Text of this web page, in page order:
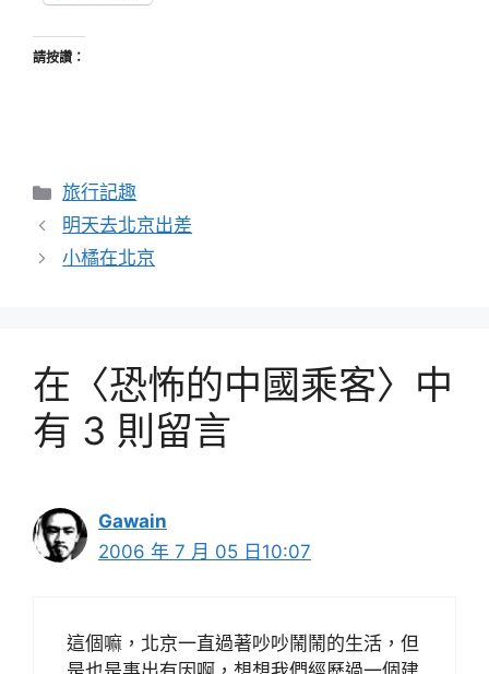
請按讚：
分
類
旅行記趣
明天去北京出差
小橘在北京
在〈恐怖的中國乘客〉中
有 3 則留言
Gawain
2006 年 7 月 05 日10:07
這個嘛，北京一直過著吵吵鬧鬧的生活，但